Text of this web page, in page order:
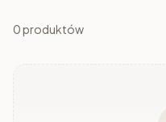
0produktów